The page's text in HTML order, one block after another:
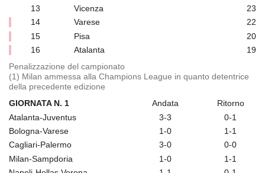
13
Vicenza
23
14
Varese
22
15
Pisa
20
16
Atalanta
19
Penalizzazione del campionato
(1) Milan ammessa alla Champions League in quanto detentrice
della precedente edizione
GIORNATA N. 1
Andata
Ritorno
Atalanta-Juventus
3-3
0-1
Bologna-Varese
1-0
1-1
Cagliari-Palermo
3-0
0-0
Milan-Sampdoria
1-0
1-1